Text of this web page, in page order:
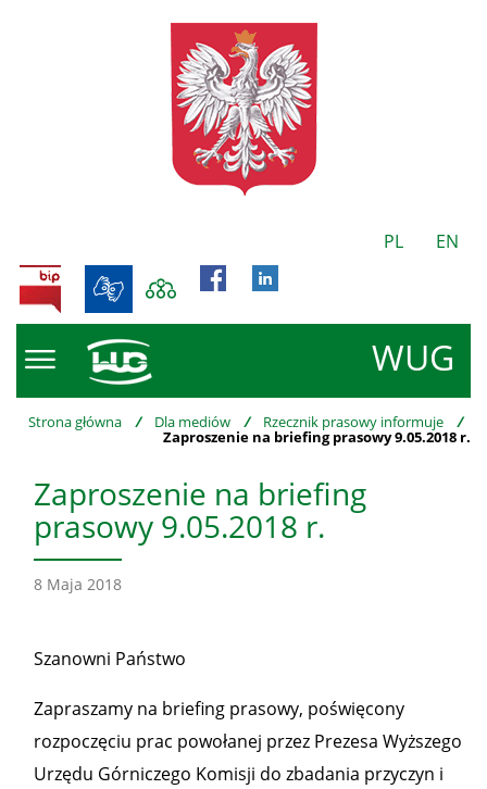
PL EN
WUG
BIP
Strona główna / Dla mediów / Rzecznik prasowy informuje /
Zaproszenie na briefing prasowy 9.05.2018 r.
Zaproszenie na briefing
prasowy 9.05.2018 r.
8 Maja 2018
Szanowni Państwo
Zapraszamy na briefing prasowy, poświęcony
rozpoczęciu prac powołanej przez Prezesa Wyższego
Urzędu Górniczego Komisji do zbadania przyczyn i